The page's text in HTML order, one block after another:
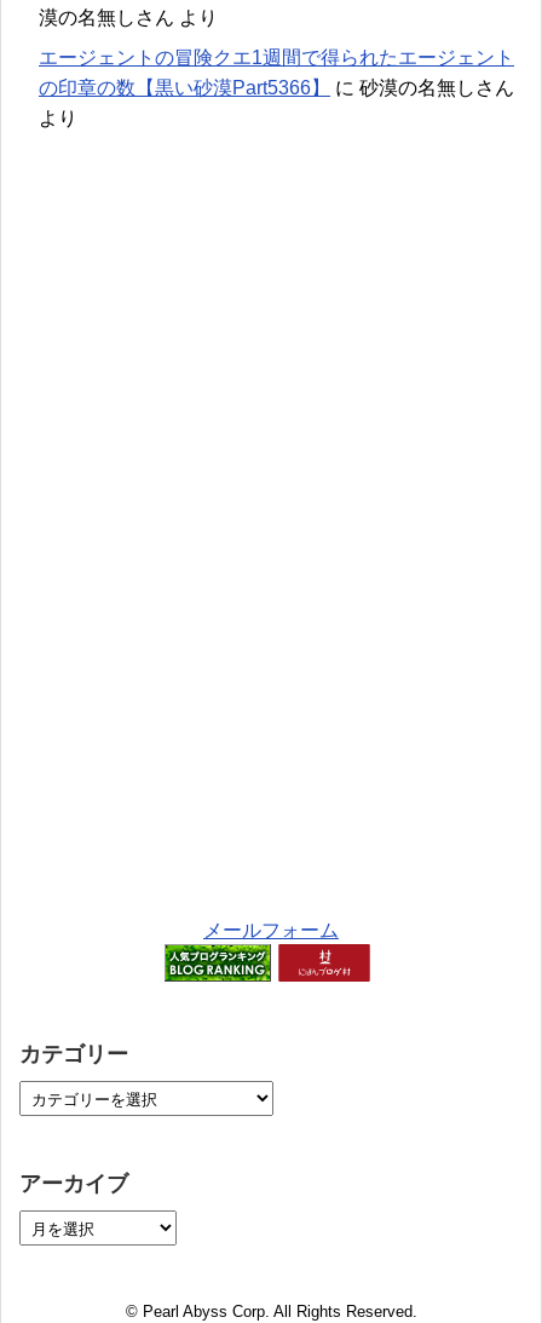
漠の名無しさん より
エージェントの冒険クエ1週間で得られたエージェント
の印章の数【黒い砂漠Part5366】
に 砂漠の名無しさん
より
メールフォーム
カテゴリー
アーカイブ
© Pearl Abyss Corp. All Rights Reserved.